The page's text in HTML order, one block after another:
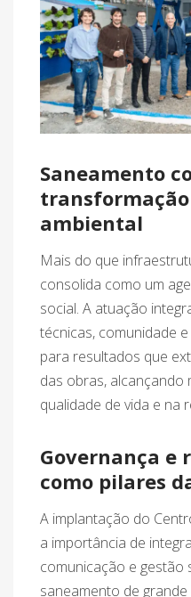
Saneamento
ambiental
Mais do que
consolida como um
social. A atuação
técnicas, comunidade
para resultados que
das obras, alcançando
qualidade de vida e na
Governança e
como pilares
A implantação do
a importância de
comunicação e gestão
saneamento de